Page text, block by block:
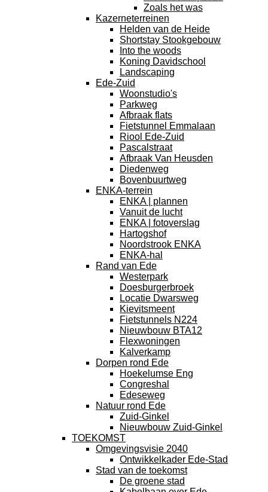
Zoals het was
Kazerneterreinen
Helden van de Heide
Shortstay Stookgebouw
Into the woods
Koning Davidschool
Landscaping
Ede-Zuid
Woonstudio's
Parkweg
Afbraak flats
Fietstunnel Emmalaan
Riool Ede-Zuid
Pascalstraat
Afbraak Van Heusden
Diedenweg
Bovenbuurtweg
ENKA-terrein
ENKA | plannen
Vanuit de lucht
ENKA | fotoverslag
Hartogshof
Noordstrook ENKA
ENKA-hal
Rand van Ede
Westerpark
Doesburgerbroek
Locatie Dwarsweg
Kievitsmeent
Fietstunnels N224
Nieuwbouw BTA12
Flexwoningen
Kalverkamp
Dorpen rond Ede
Hoekelumse Eng
Congreshal
Edeseweg
Natuur rond Ede
Zuid-Ginkel
Nieuwbouw Zuid-Ginkel
TOEKOMST
Omgevingsvisie 2040
Ontwikkelkader Ede-Stad
Stad van de toekomst
De groene stad